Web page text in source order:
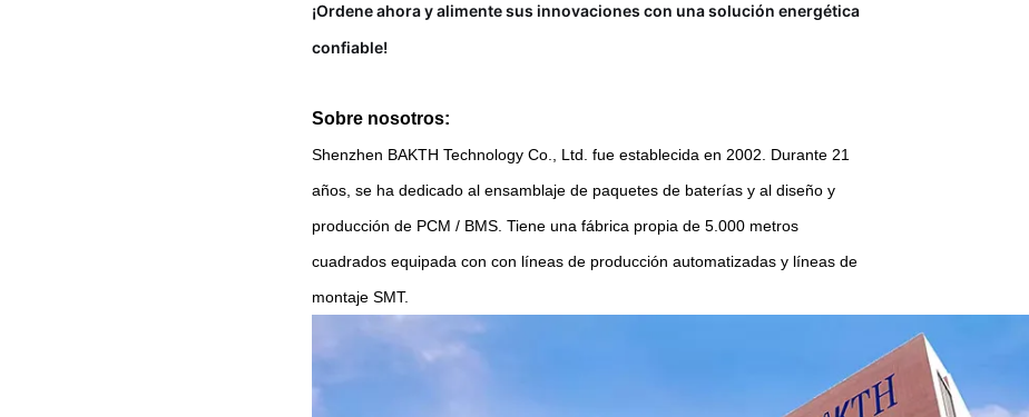
¡Ordene ahora y alimente sus innovaciones con una solución energética
confiable!
Sobre nosotros:
Shenzhen BAKTH Technology Co., Ltd. fue establecida en 2002. Durante 21
años, se ha dedicado al ensamblaje de paquetes de baterías y al diseño y
producción de PCM / BMS. Tiene una fábrica propia de 5.000 metros
cuadrados equipada con con líneas de producción automatizadas y líneas de
montaje SMT.